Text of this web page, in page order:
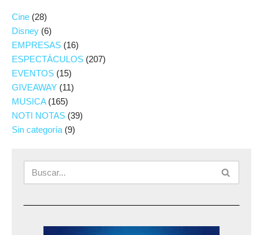
Cine (28)
Disney (6)
EMPRESAS (16)
ESPECTÁCULOS (207)
EVENTOS (15)
GIVEAWAY (11)
MUSICA(165)
NOTI NOTAS (39)
Sin categoría (9)